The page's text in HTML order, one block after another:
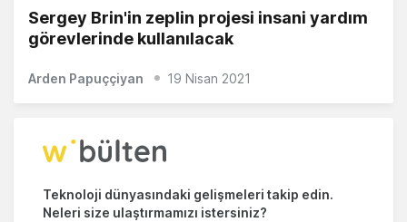
Sergey Brin'in zeplin projesi insani yardım
görevlerinde kullanılacak
Arden Papuççiyan 19 Nisan 2021
Teknoloji dünyasındaki gelişmeleri takip edin.
Neleri size ulaştırmamızı istersiniz?